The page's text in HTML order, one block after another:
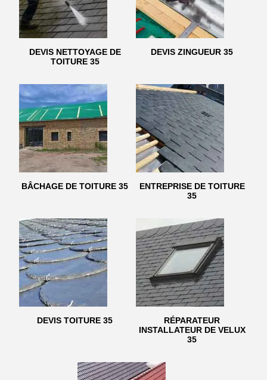
DEVIS NETTOYAGE DE
TOITURE 35
DEVIS ZINGUEUR 35
BÂCHAGE DE TOITURE 35
ENTREPRISE DE TOITURE
35
DEVIS TOITURE 35
RÉPARATEUR
INSTALLATEUR DE VELUX
35